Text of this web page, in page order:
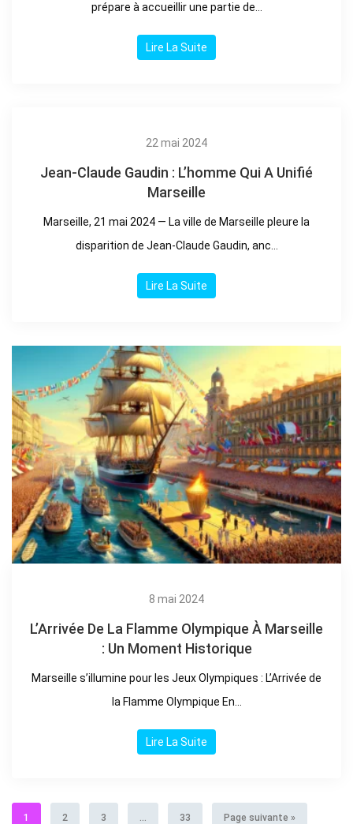
prépare à accueillir une partie de...
Lire La Suite
22 mai 2024
Jean-Claude Gaudin : L’homme Qui A Unifié
Marseille
Marseille, 21 mai 2024 — La ville de Marseille pleure la
disparition de Jean-Claude Gaudin, anc...
Lire La Suite
8 mai 2024
L’Arrivée De La Flamme Olympique À Marseille
: Un Moment Historique
Marseille s’illumine pour les Jeux Olympiques : L’Arrivée de
la Flamme Olympique En...
Lire La Suite
1 2 3 33 Page suivante »